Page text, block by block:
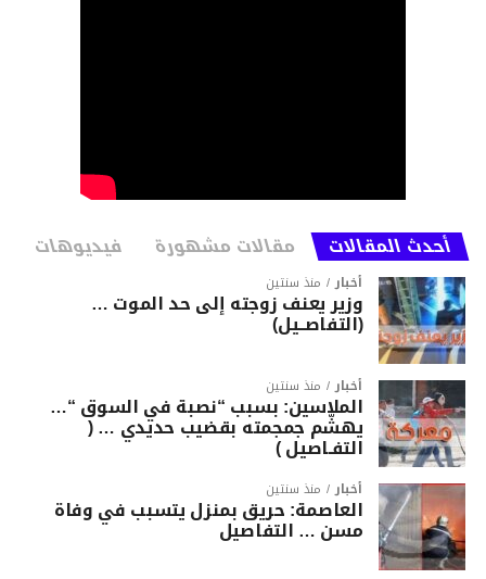
أحدث المقالات مقالات مشهورة فيديوهات
أخبار منذ سنتين
وزير يعنف زوجته إلى حد الموت …
(التفاصــيل)
أخبار منذ سنتين
الملاسين: بسبب “نصبة في السوق “…
يهشّم جمجمته بقضيب حديدي … (
التفـاصيل )
أخبار منذ سنتين
العاصمة: حريق بمنزل يتسبب في وفاة
مسن … التفاصيل